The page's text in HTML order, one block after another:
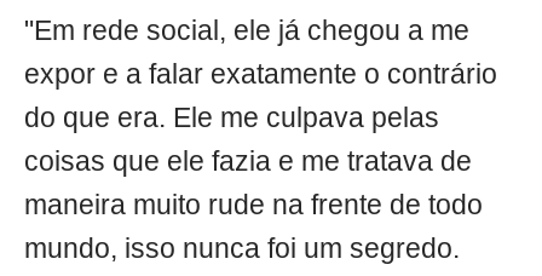
"Em rede social, ele já chegou a me
expor e a falar exatamente o contrário
do que era. Ele me culpava pelas
coisas que ele fazia e me tratava de
maneira muito rude na frente de todo
mundo, isso nunca foi um segredo.